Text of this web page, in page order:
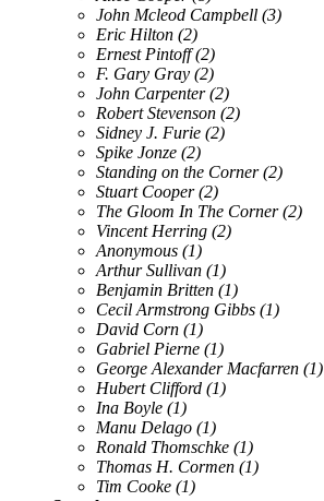
John Mcleod Campbell (3)
Eric Hilton (2)
Ernest Pintoff (2)
F. Gary Gray (2)
John Carpenter (2)
Robert Stevenson (2)
Sidney J. Furie (2)
Spike Jonze (2)
Standing on the Corner (2)
Stuart Cooper (2)
The Gloom In The Corner (2)
Vincent Herring (2)
Anonymous (1)
Arthur Sullivan (1)
Benjamin Britten (1)
Cecil Armstrong Gibbs (1)
David Corn (1)
Gabriel Pierne (1)
George Alexander Macfarren (1)
Hubert Clifford (1)
Ina Boyle (1)
Manu Delago (1)
Ronald Thomschke (1)
Thomas H. Cormen (1)
Tim Cooke (1)